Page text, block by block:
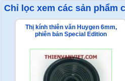
Chỉ lọc xem các sản phẩm
Thị kính thiên văn Huygen 6mm,
phiên bản Special Edition